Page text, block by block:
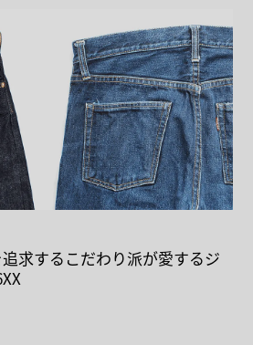
追求するこだわり派が愛するジ